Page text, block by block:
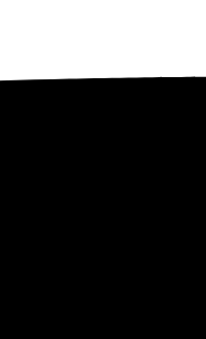
se ha convertido
de la
aún defienden